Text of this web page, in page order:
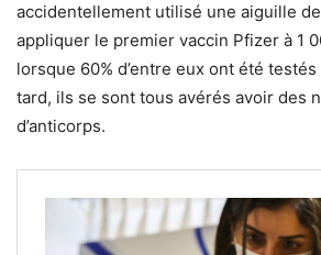
accidentellement utilisé une aiguille
appliquer le premier vaccin Pfizer à 1
lorsque 60% d’entre eux ont été
tard, ils se sont tous avérés avoir des
d’anticorps.